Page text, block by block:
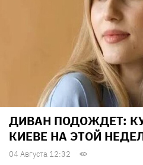
ДИВАН ПОДОЖДЕТ:
КИЕВЕ НА ЭТОЙ
04 Августа 12:32